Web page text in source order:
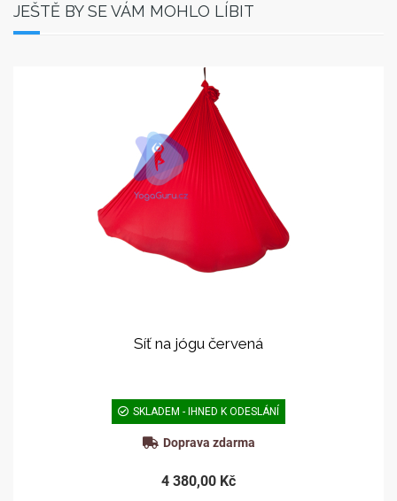
JEŠTĚ BY SE VÁM MOHLO LÍBIT
Síť na jógu červená
SKLADEM - IHNED K ODESLÁNÍ
Doprava zdarma
4 380,00 Kč